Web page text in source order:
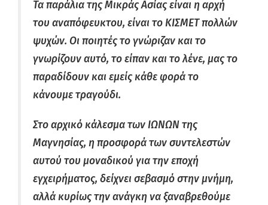
Τα παράλια της Μικράς Ασίας είναι η αρχή
του αναπόφευκτου, είναι το ΚΙΣΜΕΤ πολλών
ψυχών. Οι ποιητές το γνώριζαν και το
γνωρίζουν αυτό, το είπαν και το λένε, μας το
παραδίδουν και εμείς κάθε φορά το
κάνουμε τραγούδι.
Στο αρχικό κάλεσμα των ΙΩΝΩΝ της
Μαγνησίας, η προσφορά των συντελεστών
αυτού του μοναδικού για την εποχή
εγχειρήματος, δείχνει σεβασμό στην μνήμη,
αλλά κυρίως την ανάγκη να ξαναβρεθούμε